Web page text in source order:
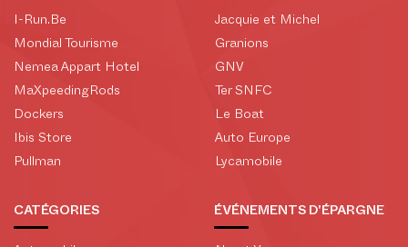
I-Run.Be
Mondial Tourisme
Nemea Appart Hotel
MaXpeedingRods
Dockers
Ibis Store
Pullman
Jacquie et Michel
Granions
GNV
Ter SNFC
Le Boat
Auto Europe
Lycamobile
CATÉGORIES ÉVÉNEMENTS D'ÉPARGNE